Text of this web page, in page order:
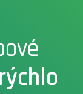
rýchlo